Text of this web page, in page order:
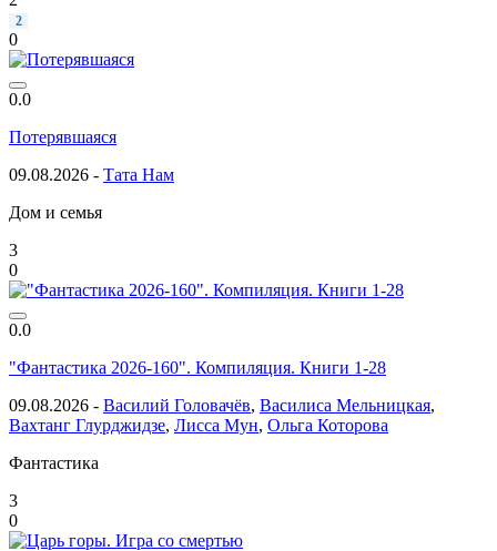
2
0
0.0
Потерявшаяся
09.08.2026 - Тата Нам
Дом и семья
3
0
0.0
"Фантастика 2026-160". Компиляция. Книги 1-28
09.08.2026 - Василий Головачёв, Василиса Мельницкая,
Вахтанг Глурджидзе, Лисса Мун, Ольга Которова
Фантастика
3
0